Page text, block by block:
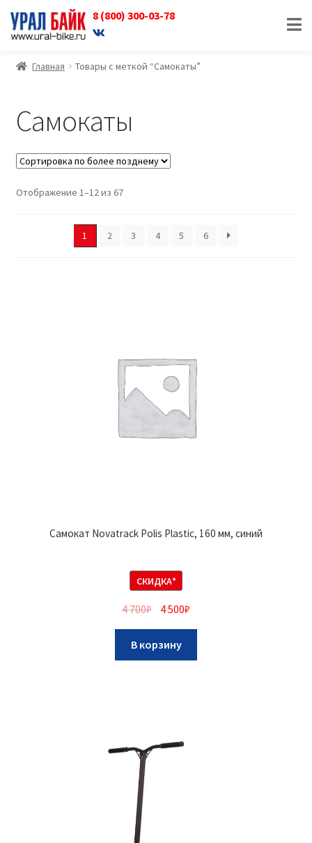
8 (800) 300-03-78
Перейти
к
навигации
Перейти
к
содержимому
Главная Товары с меткой “Самокаты”
Самокаты
Отображение 1–12 из 67
1 2 3 4 5 6
Самокат Novatrack Polis Plastic, 160 мм, синий
СКИДКА*
4 700₽ 4 500₽
В корзину